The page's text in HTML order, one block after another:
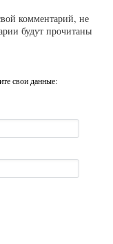
комментарий, не
будут прочитаны
свои данные: